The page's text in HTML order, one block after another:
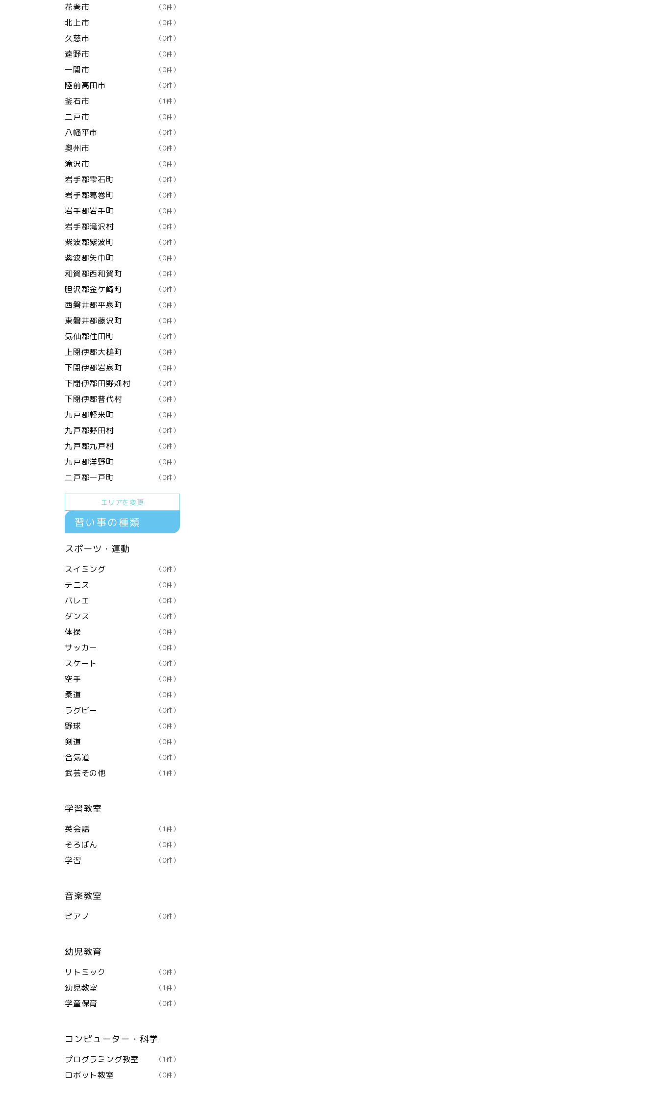
花巻市 （0件）
北上市 （0件）
久慈市 （0件）
遠野市 （0件）
一関市 （0件）
陸前高田市 （0件）
釜石市 （1件）
二戸市 （0件）
八幡平市 （0件）
奥州市 （0件）
滝沢市 （0件）
岩手郡雫石町 （0件）
岩手郡葛巻町 （0件）
岩手郡岩手町 （0件）
岩手郡滝沢村 （0件）
紫波郡紫波町 （0件）
紫波郡矢巾町 （0件）
和賀郡西和賀町 （0件）
胆沢郡金ケ崎町 （0件）
西磐井郡平泉町 （0件）
東磐井郡藤沢町 （0件）
気仙郡住田町 （0件）
上閉伊郡大槌町 （0件）
下閉伊郡岩泉町 （0件）
下閉伊郡田野畑村 （0件）
下閉伊郡普代村 （0件）
九戸郡軽米町 （0件）
九戸郡野田村 （0件）
九戸郡九戸村 （0件）
九戸郡洋野町 （0件）
二戸郡一戸町 （0件）
エリアを変更
習い事の種類
スポーツ・運動
スイミング （0件）
テニス （0件）
バレエ （0件）
ダンス （0件）
体操 （0件）
サッカー （0件）
スケート （0件）
空手 （0件）
柔道 （0件）
ラグビー （0件）
野球 （0件）
剣道 （0件）
合気道 （0件）
武芸その他 （1件）
学習教室
英会話 （1件）
そろばん （0件）
学習 （0件）
音楽教室
ピアノ （0件）
幼児教育
リトミック （0件）
幼児教室 （1件）
学童保育 （0件）
コンピューター・科学
プログラミング教室 （1件）
ロボット教室 （0件）